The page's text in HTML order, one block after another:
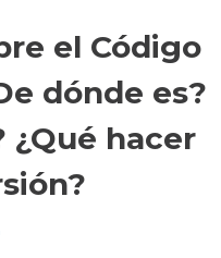
el Código
dónde es?
¿Qué hacer